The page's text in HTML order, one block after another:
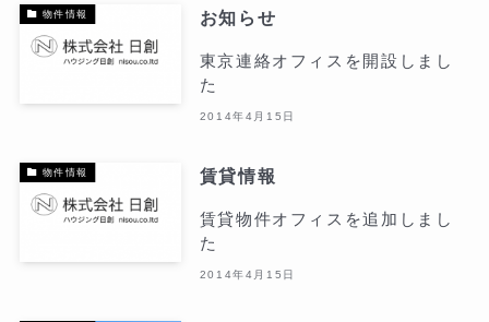
物件情報 お知らせ
東京連絡オフィスを開設しまし
た
2014年4月15日
物件情報 賃貸情報
賃貸物件オフィスを追加しまし
た
2014年4月15日